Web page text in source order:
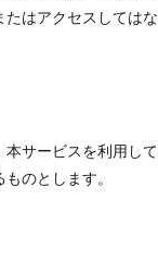
はアクセスしてはな
本サービスを利用して
のとします。